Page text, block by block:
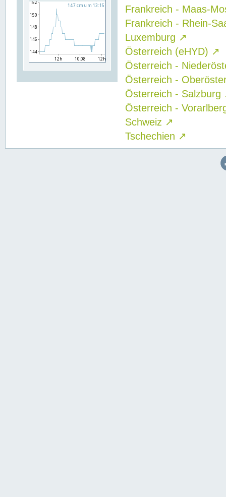
Frankreich - Maas-
Frankreich - Rhein-
Luxemburg ↗
Österreich (eHYD) ↗
Österreich -
Österreich -
Österreich - Salzburg
Österreich -
Schweiz ↗
Tschechien ↗